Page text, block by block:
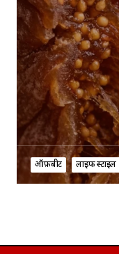
ऑफ़बीट लाइफ स्टाइल